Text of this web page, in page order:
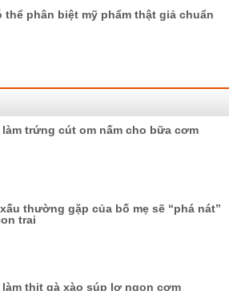
thể phân biệt mỹ phẩm thật giả chuẩn
trứng cút om nấm cho bữa cơm
thường gặp của bố mẹ sẽ “phá nát”
trai
thịt gà xào súp lơ ngon cơm